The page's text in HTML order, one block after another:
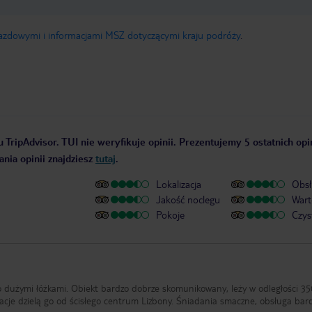
i informacjami MSZ dotyczącymi kraju podróży.
TripAdvisor. TUI nie weryfikuje opinii. Prezentujemy 5 ostatnich
opinii znajdziesz tutaj.
Lokalizacja
Jakość noclegu
Pokoje
łóżkami. Obiekt bardzo dobrze skomunikowany, leży w odległości
dzielą go od ścisłego centrum Lizbony. Śniadania smaczne, obsługa